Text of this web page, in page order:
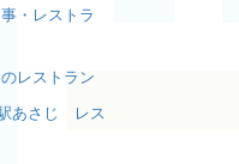
・レストラ
レストラン
あさじ レス